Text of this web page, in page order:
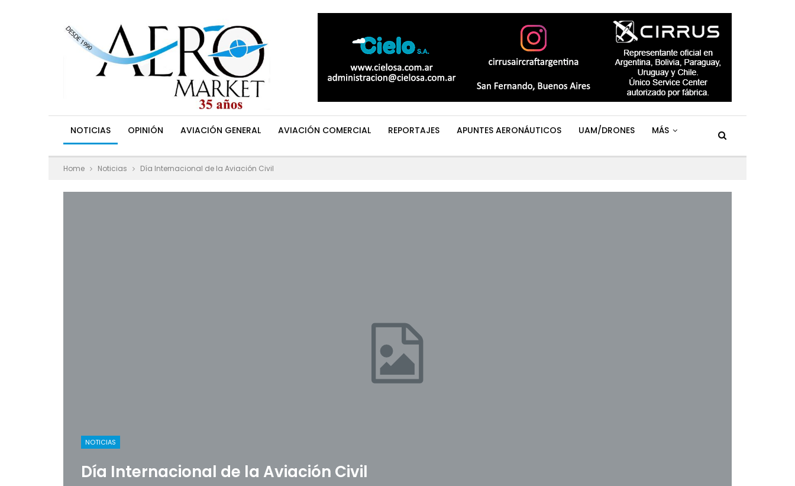
NOTICIAS OPINIÓN AVIACIÓN GENERAL AVIACIÓN COMERCIAL REPORTAJES APUNTES AERONÁUTICOS UAM/DRONES MÁS
Home Noticias Día Internacional de la Aviación Civil
NOTICIAS
Día Internacional de la Aviación Civil